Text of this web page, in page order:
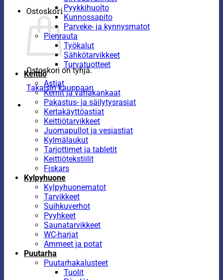
Ostoskori
Ostoskori on tyhjä.
Takaisin kauppaan
Pyykkihuolto
Kunnossapito
Parveke- ja kynnysmatot
Pienrauta
Työkalut
Sähkötarvikkeet
Turvatuotteet
Keittiö
Astiat
Kernit ja vahakankaat
Pakastus- ja säilytysrasiat
Kertakäyttöastiat
Keittiötarvikkeet
Juomapullot ja vesiastiat
Kylmälaukut
Tarjottimet ja tabletit
Keittiötekstiilit
Fiskars
Kylpyhuone
Kylpyhuonematot
Tarvikkeet
Suihkuverhot
Pyyhkeet
Saunatarvikkeet
WC-harjat
Ammeet ja potat
Puutarha
Puutarhakalusteet
Tuolit